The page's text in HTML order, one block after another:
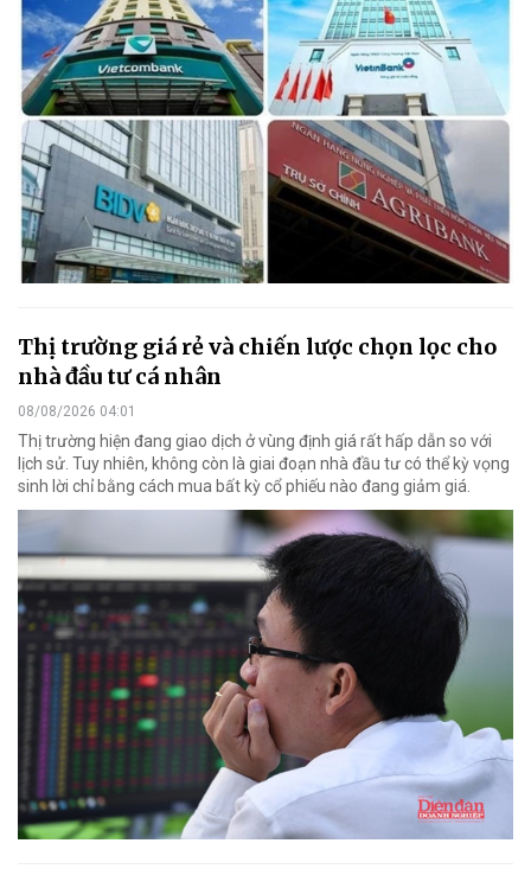
Thị trường giá rẻ và chiến lược chọn lọc cho
nhà đầu tư cá nhân
08/08/2026 04:01
Thị trường hiện đang giao dịch ở vùng định giá rất hấp dẫn so với
lịch sử. Tuy nhiên, không còn là giai đoạn nhà đầu tư có thể kỳ vọng
sinh lời chỉ bằng cách mua bất kỳ cổ phiếu nào đang giảm giá.